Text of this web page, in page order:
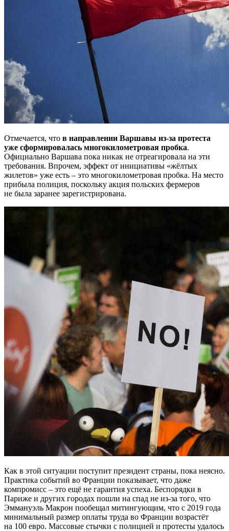
Отмечается, что в направлении Варшавы из-за протеста
уже сформировалась многокилометровая пробка.
Официально Варшава пока никак не отреагировала на эти
требования. Впрочем, эффект от инициативы «жёлтых
жилетов» уже есть – это многокилометровая пробка. На место
прибыла полиция, поскольку акция польских фермеров
не была заранее зарегистрирована.
Как в этой ситуации поступит президент страны, пока неясно.
Практика событий во Франции показывает, что даже
компромисс – это ещё не гарантия успеха. Беспорядки в
Париже и других городах пошли на спад не из-за того, что
Эммануэль Макрон пообещал митингующим, что с 2019 года
минимальный размер оплаты труда во Франции возрастёт
на 100 евро. Массовые стычки с полицией и протесты удалось